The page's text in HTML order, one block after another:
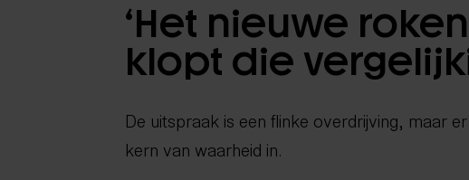
‘Het nieuwe
klopt die
De uitspraak is een flinke overdrijving, maar
kern van waarheid in.